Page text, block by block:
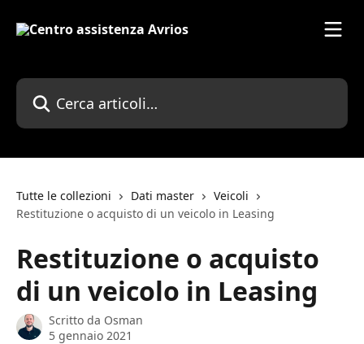
Cerca articoli…
Tutte le collezioni Dati master
Veicoli
Restituzione o acquisto di un veicolo in Leasing
Restituzione o acquisto
di un veicolo in Leasing
Scritto da Osman
5 gennaio 2021